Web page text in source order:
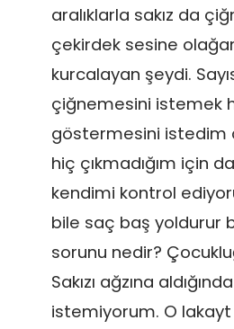
aralıklarla sakız da
çekirdek sesine
kurcalayan şeydi.
çiğnemesini istemek
göstermesini istedim
hiç çıkmadığım için
kendimi kontrol
bile saç baş yoldurur
sorunu nedir?
Sakızı ağzına
istemiyorum. O lakayt